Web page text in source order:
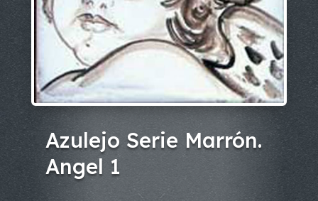
Azulejo Serie Marrón.
Angel 1